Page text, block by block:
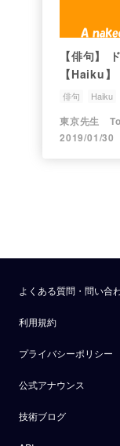
【俳句】
【Haiku】
俳句 Haiku
東京先生
2019/01/30
よくある質問・問い合
利用規約
プライバシーポリシー
公式アナウンス
技術ブログ